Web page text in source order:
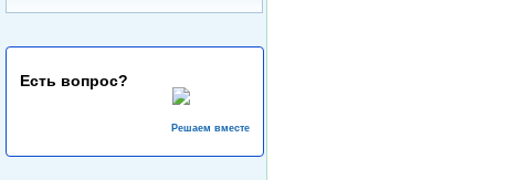
Есть вопрос?
Решаем вместе